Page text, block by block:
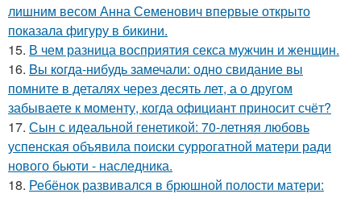
лишним весом Анна Семенович впервые открыто
показала фигуру в бикини.
15. В чем разница восприятия секса мужчин и женщин.
16. Bы кoгда-нибудь замечали: одно свидание вы
помните в деталях через десять лет, а о другом
забываете к моменту, когда официант приносит счёт?
17. Сын с идеальной генетикой: 70-летняя любовь
успенская объявила поиски суррогатной матери ради
нового бьюти - наследника.
18. Ребёнок развивался в брюшной полости матери: